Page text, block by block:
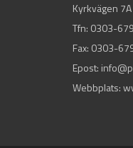
Kyrkvägen
Tfn: 0303-
Fax: 0303-
Epost:
Webbplats: